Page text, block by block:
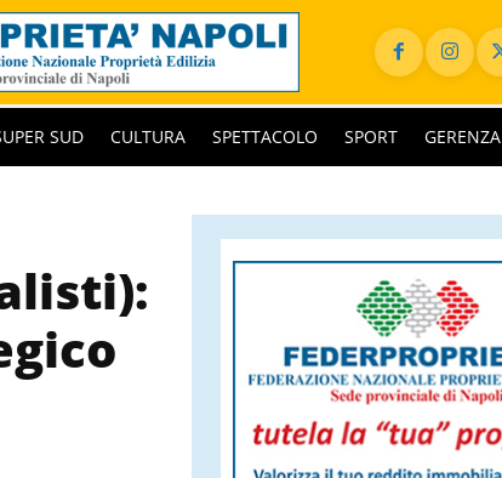
SUD CULTURA SPETTACOLO SPORT GERENZA